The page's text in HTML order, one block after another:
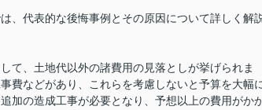
、代表的な後悔事例とその原因について詳しく解
て、土地代以外の諸費用の見落としが挙げられま
費などがあり、これらを考慮しないと予算を大幅
加の造成工事が必要となり、予想以上の費用がか